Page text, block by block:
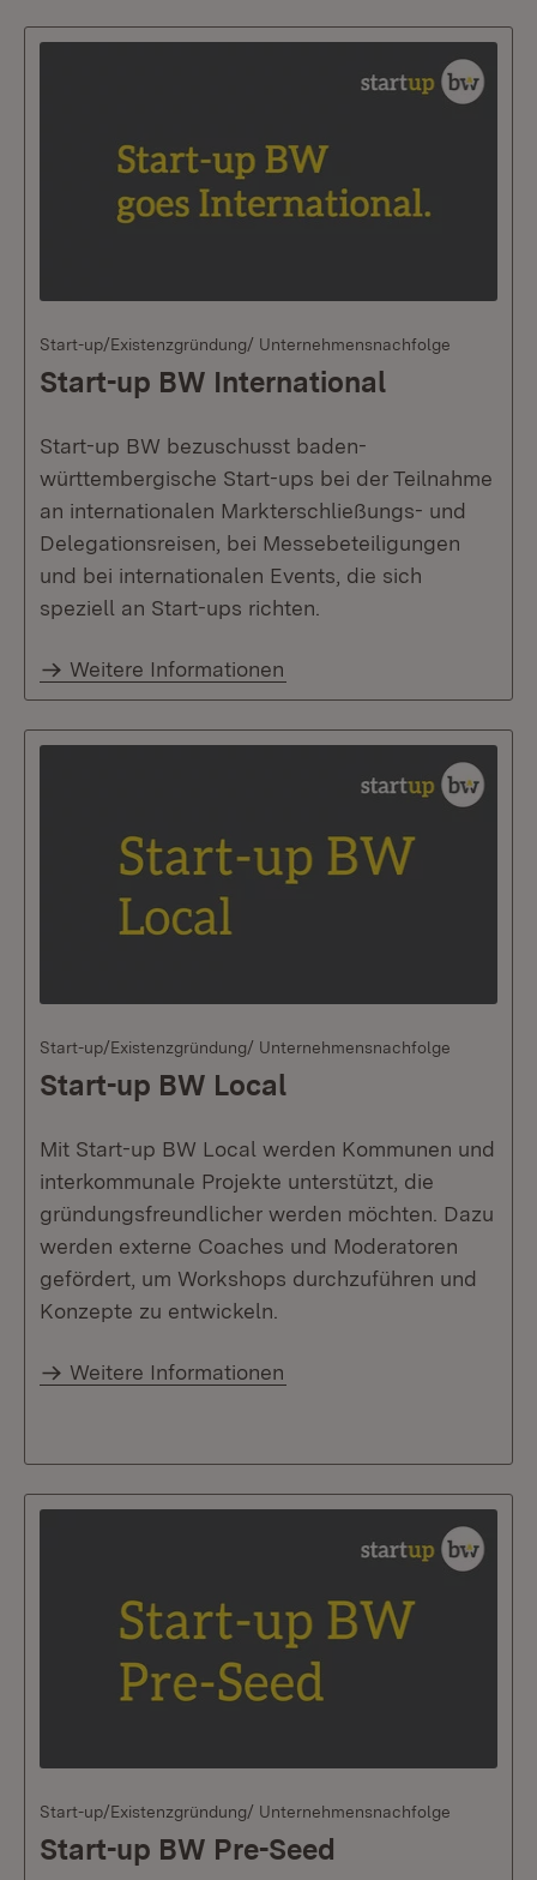
Start-up/Existenzgründung/ Unternehmensnachfolge
Start-up BW International
Start-up BW bezuschusst baden-
württembergische Start-ups bei der Teilnahme
an internationalen Markterschließungs- und
Delegationsreisen, bei Messebeteiligungen
und bei internationalen Events, die sich
speziell an Start-ups richten.
Weitere Informationen
Start-up/Existenzgründung/ Unternehmensnachfolge
Start-up BW Local
Mit Start-up BW Local werden Kommunen und
interkommunale Projekte unterstützt, die
gründungsfreundlicher werden möchten. Dazu
werden externe Coaches und Moderatoren
gefördert, um Workshops durchzuführen und
Konzepte zu entwickeln.
Weitere Informationen
Start-up/Existenzgründung/ Unternehmensnachfolge
Start-up BW Pre-Seed